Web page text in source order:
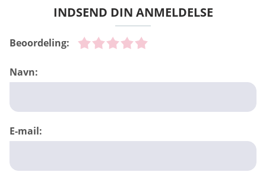
INDSEND DIN ANMELDELSE
Beoordeling:
Navn:
E-mail: